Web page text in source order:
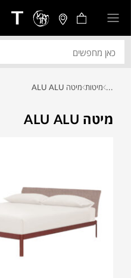
... מיטות מיטה ALU ALU
מיטה ALU ALU